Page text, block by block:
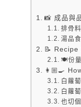
📸 成品與
排骨
湯品
📝 Recipe
🍽️份量
👩🏼‍🍳
白蘿
白蘿
也切